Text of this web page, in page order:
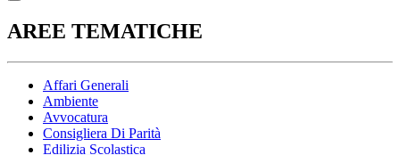
AREE TEMATICHE
Affari Generali
Ambiente
Avvocatura
Consigliera Di Parità
Edilizia Scolastica